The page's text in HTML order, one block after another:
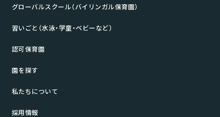
グローバルスクール（バイリンガル保育園）
習いごと（水泳・学童・ベビーなど）
認可保育園
園を探す
私たちについて
採用情報